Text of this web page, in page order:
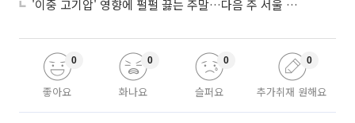
'이중 고기압' 영향에 펄펄 끓는 주말…다음 주 서울 포함 서쪽이 더 덥다
좋아요
0
화나요
0
슬퍼요
0
추가취재 원해요
0